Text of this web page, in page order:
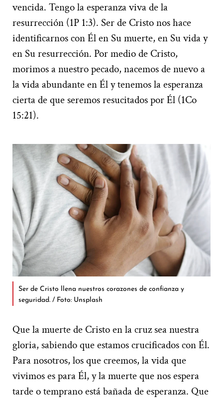
vencida. Tengo la esperanza viva de la
resurrección (1P 1:3). Ser de Cristo nos hace
identificarnos con Él en Su muerte, en Su vida y
en Su resurrección. Por medio de Cristo,
morimos a nuestro pecado, nacemos de nuevo a
la vida abundante en Él y tenemos la esperanza
cierta de que seremos resucitados por Él (1Co
15:21).
Ser de Cristo llena nuestros corazones de confianza y
seguridad. / Foto: Unsplash
Que la muerte de Cristo en la cruz sea nuestra
gloria, sabiendo que estamos crucificados con Él.
Para nosotros, los que creemos, la vida que
vivimos es para Él, y la muerte que nos espera
tarde o temprano está bañada de esperanza. Que